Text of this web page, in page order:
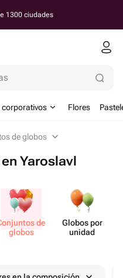
1300 ciudades
corporativos Flores
de globos
Yaroslavl
de
globos
Globos por
unidad